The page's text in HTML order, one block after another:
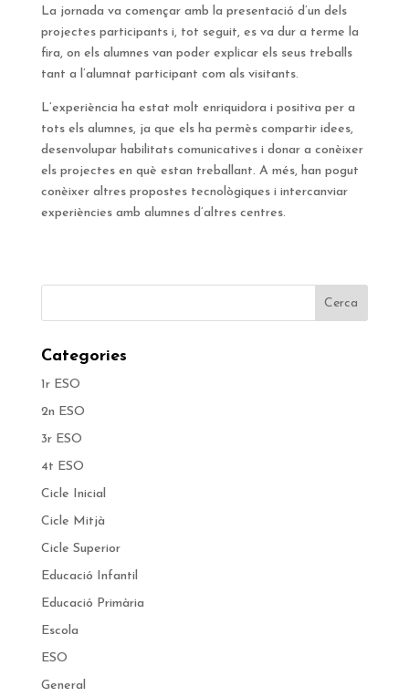
La jornada va començar amb la presentació d’un dels
projectes participants i, tot seguit, es va dur a terme la
fira, on els alumnes van poder explicar els seus treballs
tant a l’alumnat participant com als visitants.
L’experiència ha estat molt enriquidora i positiva per a
tots els alumnes, ja que els ha permès compartir idees,
desenvolupar habilitats comunicatives i donar a conèixer
els projectes en què estan treballant. A més, han pogut
conèixer altres propostes tecnològiques i intercanviar
experiències amb alumnes d’altres centres.
Categories
1r ESO
2n ESO
3r ESO
4t ESO
Cicle Inicial
Cicle Mitjà
Cicle Superior
Educació Infantil
Educació Primària
Escola
ESO
General